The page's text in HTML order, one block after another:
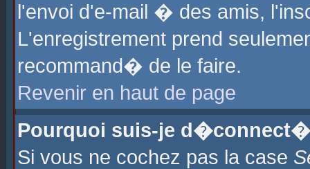
l'envoi d'e-mail � des amis,
L'enregistrement prend
recommand� de le faire.
Revenir en haut de page
Pourquoi suis-je
Si vous ne cochez pas la case